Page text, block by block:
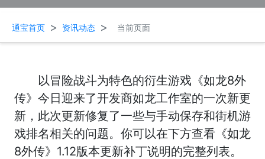
通宝首页 > 资讯动态 > 当前页面
以冒险战斗为特色的衍生游戏《如龙8外
传》今日迎来了开发商如龙工作室的一次新更
新，此次更新修复了一些与手动保存和街机游
戏排名相关的问题。你可以在下方查看《如龙
8外传》1.12版本更新补丁说明的完整列表。